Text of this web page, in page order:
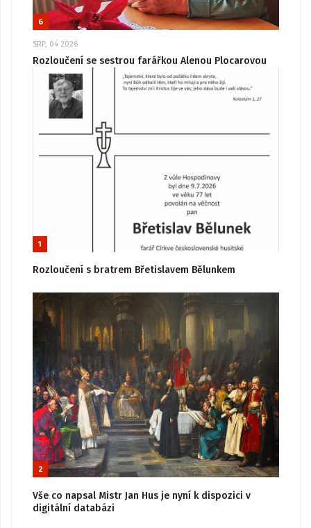
6
SRP, 04 2026
Rozloučení se sestrou farářkou Alenou Plocarovou
1
Rozloučení s bratrem Břetislavem Bělunkem
2
Vše co napsal Mistr Jan Hus je nyní k dispozici v
digitální databázi